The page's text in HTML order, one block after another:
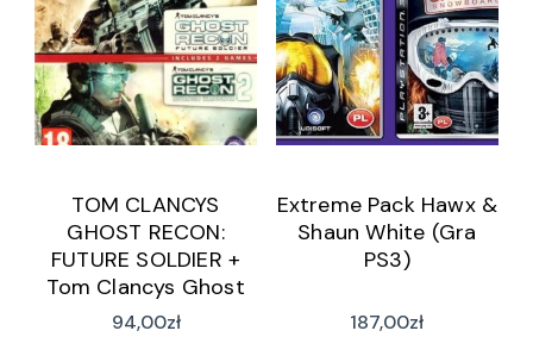
TOM CLANCYS
GHOST RECON:
FUTURE SOLDIER +
Tom Clancys Ghost
Recon: Advanced
94,00zł
Extreme Pack Hawx &
Shaun White (Gra
PS3)
187,00zł